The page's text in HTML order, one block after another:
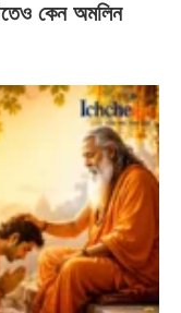
কেন অমলিন